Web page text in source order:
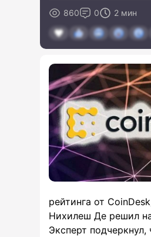
860 0 2 мин
рейтинга от
Нихилеш Де решил
Эксперт